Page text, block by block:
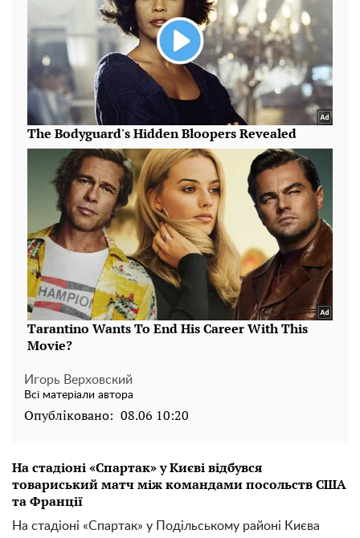
Игорь Верховский
Всі матеріали автора
Опубліковано: 08.06 10:20
На стадіоні «Спартак» у Києві відбувся
товариський матч між командами посольств США
та Франції
На стадіоні «Спартак» у Подільському районі Києва